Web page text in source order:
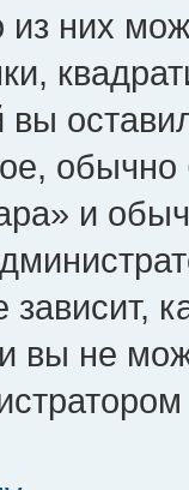
них
и
зависит,
вы не